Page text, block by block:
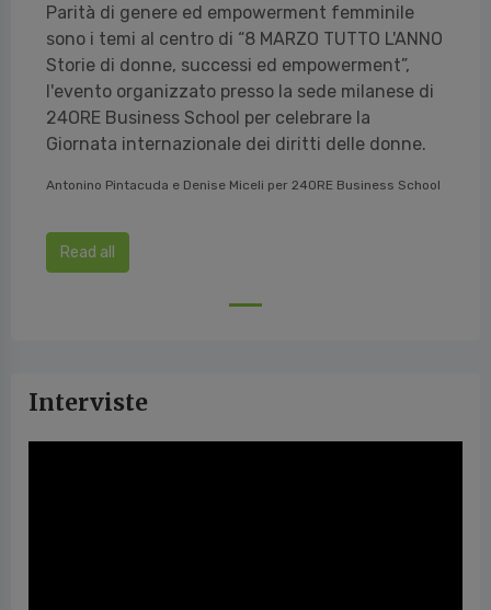
Parità di genere ed empowerment femminile
sono i temi al centro di “8 MARZO TUTTO L'ANNO
Storie di donne, successi ed empowerment”,
l'evento organizzato presso la sede milanese di
24ORE Business School per celebrare la
Giornata internazionale dei diritti delle donne.
Antonino Pintacuda e Denise Miceli per 24ORE Business School
Read all
Interviste